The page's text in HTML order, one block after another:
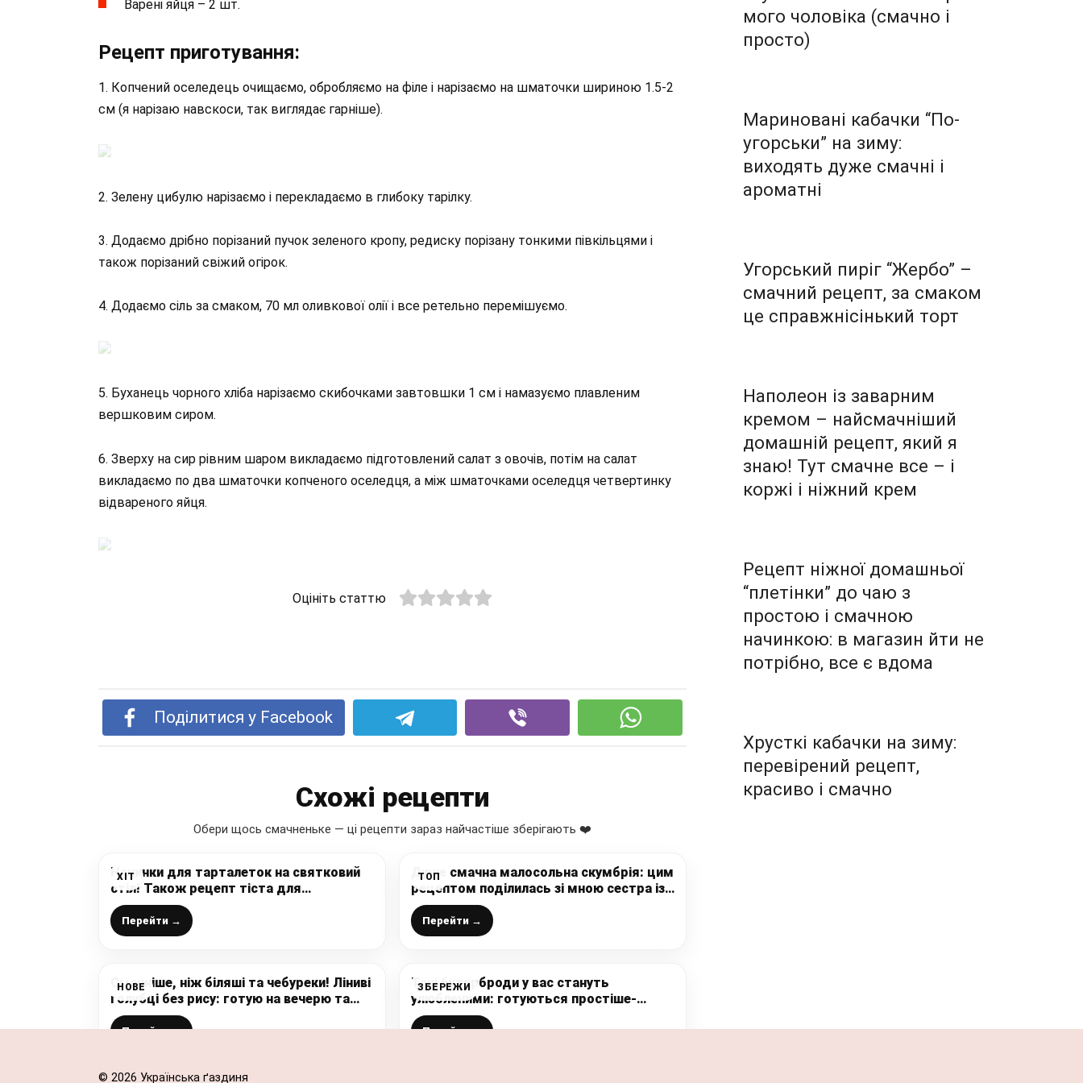
Варені яйця – 2 шт.
Рецепт приготування:
1. Копчений оселедець очищаємо, обробляємо на філе і нарізаємо на шматочки шириною 1.5-2
см (я нарізаю навскоси, так виглядає гарніше).
2. Зелену цибулю нарізаємо і перекладаємо в глибоку тарілку.
3. Додаємо дрібно порізаний пучок зеленого кропу, редиску порізану тонкими півкільцями і
також порізаний свіжий огірок.
4. Додаємо сіль за смаком, 70 мл оливкової олії і все ретельно перемішуємо.
5. Буханець чорного хліба нарізаємо скибочками завтовшки 1 см і намазуємо плавленим
вершковим сиром.
6. Зверху на сир рівним шаром викладаємо підготовлений салат з овочів, потім на салат
викладаємо по два шматочки копченого оселедця, а між шматочками оселедця четвертинку
відвареного яйця.
Оцініть статтю
Поділитися у Facebook
Схожі рецепти
Обери щось смачненьке — ці рецепти зараз найчастіше зберігають ❤️
ХІТ
Начинки для тарталеток на святковий
стіл! Також рецепт тіста для
тарталеток – завжди вдало і дуже
смачно
Перейти →
ТОП
Дуже смачна малосольна скумбрія: цим
рецептом поділилась зі мною сестра із
Полтави. Готуємо “Сагудай зі скумбрії”
в домашніх умовах
Перейти →
НОВЕ
Смачніше, ніж біляші та чебуреки! Ліниві
голубці без рису: готую на вечерю та
обід
Перейти →
ЗБЕРЕЖИ
Такі бутерброди у вас стануть
улюбленими: готуються простіше-
простого, а так смачно, що з’їдаємо
миттєво
Перейти →
мого чоловіка (смачно і
просто)
Мариновані кабачки “По-
угорськи” на зиму:
виходять дуже смачні і
ароматні
Угорський пиріг “Жербо” –
смачний рецепт, за смаком
це справжнісінький торт
Наполеон із заварним
кремом – найсмачніший
домашній рецепт, який я
знаю! Тут смачне все – і
коржі і ніжний крем
Рецепт ніжної домашньої
“плетінки” до чаю з
простою і смачною
начинкою: в магазин йти не
потрібно, все є вдома
Хрусткі кабачки на зиму:
перевірений рецепт,
красиво і смачно
© 2026 Українська ґаздиня